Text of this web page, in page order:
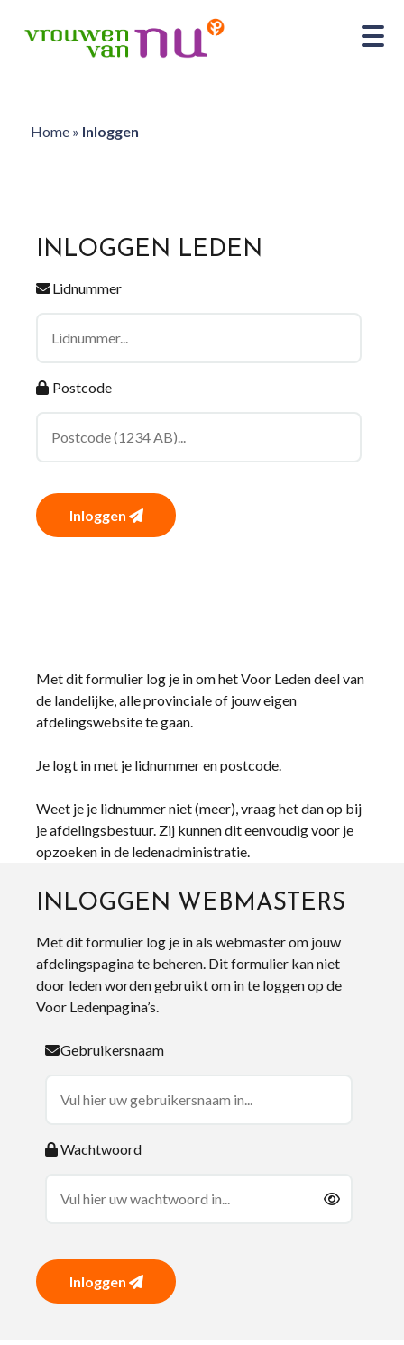
Home» Inloggen
INLOGGEN LEDEN
Lidnummer
Postcode
Inloggen
Met dit formulier log je in om het Voor Leden deel van
de landelijke, alle provinciale of jouw eigen
afdelingswebsite te gaan.
Je logt in met je lidnummer en postcode.
Weet je je lidnummer niet (meer), vraag het dan op bij
je afdelingsbestuur. Zij kunnen dit eenvoudig voor je
opzoeken in de ledenadministratie.
INLOGGEN WEBMASTERS
Met dit formulier log je in als webmaster om jouw
afdelingspagina te beheren. Dit formulier kan niet
door leden worden gebruikt om in te loggen op de
Voor Ledenpagina’s.
Gebruikersnaam
Wachtwoord
Inloggen